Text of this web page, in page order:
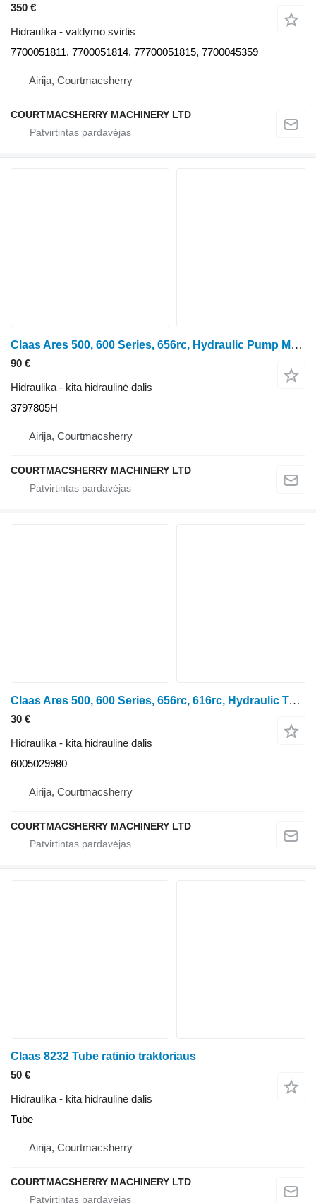
350 €
Hidraulika - valdymo svirtis
7700051811, 7700051814, 77700051815, 7700045359
Airija, Courtmacsherry
COURTMACSHERRY MACHINERY LTD
Claas Ares 500, 600 Series, 656rc, Hydraulic Pump Manifold , 6 3797805H ratinio traktoriaus
90 €
Hidraulika - kita hidraulinė dalis
3797805H
Airija, Courtmacsherry
COURTMACSHERRY MACHINERY LTD
Claas Ares 500, 600 Series, 656rc, 616rc, Hydraulic Tube 6005029980 ratinio traktoriaus
30 €
Hidraulika - kita hidraulinė dalis
6005029980
Airija, Courtmacsherry
COURTMACSHERRY MACHINERY LTD
Claas 8232 Tube ratinio traktoriaus
50 €
Hidraulika - kita hidraulinė dalis
Tube
Airija, Courtmacsherry
COURTMACSHERRY MACHINERY LTD